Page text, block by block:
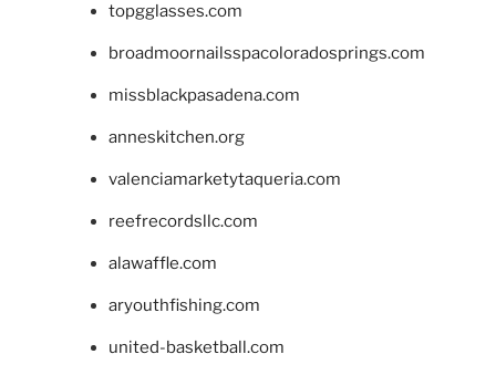
topgglasses.com
broadmoornailsspacoloradosprings.com
missblackpasadena.com
anneskitchen.org
valenciamarketytaqueria.com
reefrecordsllc.com
alawaffle.com
aryouthfishing.com
united-basketball.com